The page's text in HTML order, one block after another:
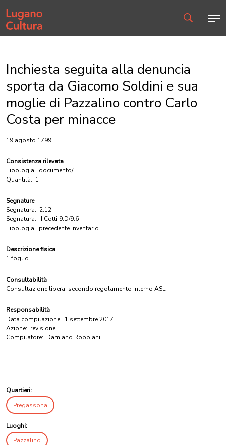
Home page
Inchiesta seguita alla denuncia
sporta da Giacomo Soldini e sua
moglie di Pazzalino contro Carlo
Costa per minacce
19 agosto 1799
Consistenza rilevata
Tipologia: documento/i
Quantità: 1
Segnature
Segnatura: 2.12
Segnatura: II Cotti 9.D/9.6
Tipologia: precedente inventario
Descrizione fisica
1 foglio
Consultabilità
Consultazione libera, secondo regolamento interno ASL
Responsabilità
Data compilazione: 1 settembre 2017
Azione: revisione
Compilatore: Damiano Robbiani
Quartieri:
Pregassona
Luoghi:
Pazzalino